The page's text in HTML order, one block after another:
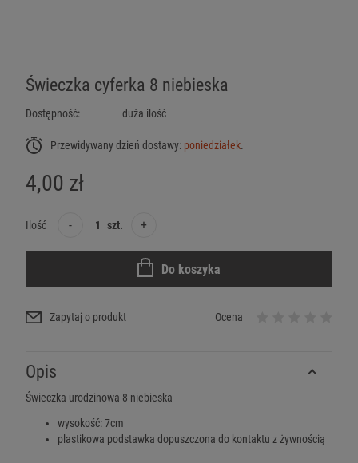
Świeczka cyferka 8 niebieska
Dostępność: duża ilość
Przewidywany dzień dostawy: poniedziałek.
4,00 zł
Ilość - szt. +
Do koszyka
Zapytaj o produkt Ocena
Opis
Świeczka urodzinowa 8 niebieska
wysokość: 7cm
plastikowa podstawka dopuszczona do kontaktu z żywnością